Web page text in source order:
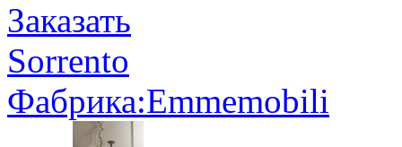
Заказать
Sorrento
Фабрика:Emmemobili